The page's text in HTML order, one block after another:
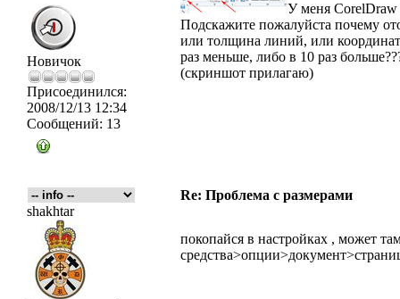
Новичок
Присоединился:
2008/12/13 12:34
Сообщений: 13
У меня CorelDraw
Подскажите пожалуйста почему
или толщина линий, или
раз меньше, либо в 10 раз
(скриншот прилагаю)
Re: Проблема с размерами
shakhtar
покопайся в настройках , может